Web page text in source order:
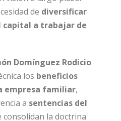
de diversificar
capital a trabajar de
Domínguez Rodicio
los beneficios
empresa familiar,
a sentencias del
consolidan la doctrina